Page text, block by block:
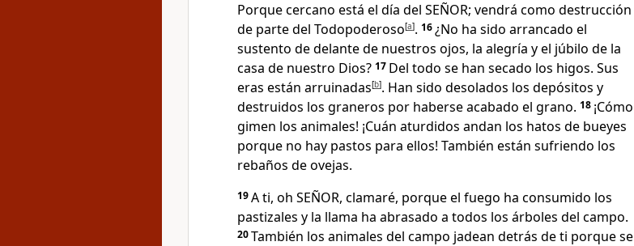
Porque cercano está el día del SEÑOR; vendrá como destrucción
de parte del Todopoderoso[a]. 16¿No ha sido arrancado el
sustento de delante de nuestros ojos, la alegría y el júbilo de la
casa de nuestro Dios? 17 Del todo se han secado los higos. Sus
eras están arruinadas[b]. Han sido desolados los depósitos y
destruidos los graneros por haberse acabado el grano. 18 ¡Cómo
gimen los animales! ¡Cuán aturdidos andan los hatos de bueyes
porque no hay pastos para ellos! También están sufriendo los
rebaños de ovejas.
19A ti, oh SEÑOR, clamaré, porque el fuego ha consumido los
pastizales y la llama ha abrasado a todos los árboles del campo.
20También los animales del campo jadean detrás de ti porque se